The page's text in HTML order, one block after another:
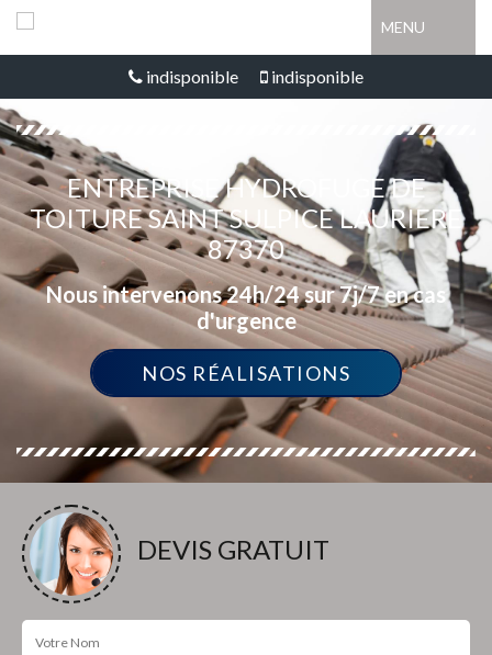
MENU
indisponible indisponible
ENTREPRISE HYDROFUGE DE
TOITURE SAINT SULPICE LAURIERE
87370
Nous intervenons 24h/24 sur 7j/7 en cas
d'urgence
NOS RÉALISATIONS
DEVIS GRATUIT